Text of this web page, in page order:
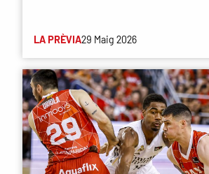
LA PRÈVIA29 Maig 2026